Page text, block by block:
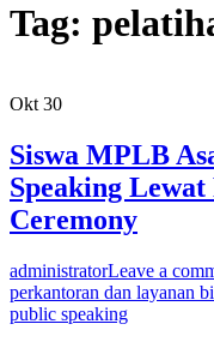
Tag:
Okt 30
Siswa MPLB
Speaking
Ceremony
administratorLeave a
perkantoran dan layanan
public speaking